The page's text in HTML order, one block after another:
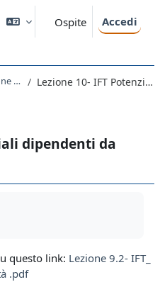
Ospite Accedi
Lezione 10 - 21/03/23 Lezione 10- IFT Potenziali dipendenti da velocità
dipendenti da
questo link: Lezione 9.2- IFT_
.pdf